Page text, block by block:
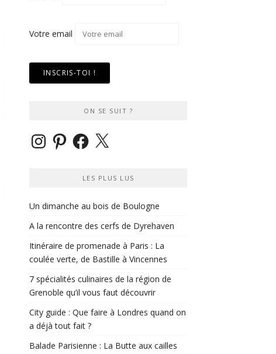
Votre email
ON SE SUIT ?
InstagramPinterestFacebook
X
LES PLUS LUS
Un dimanche au bois de Boulogne
A la rencontre des cerfs de Dyrehaven
Itinéraire de promenade à Paris : La
coulée verte, de Bastille à Vincennes
7 spécialités culinaires de la région de
Grenoble qu’il vous faut découvrir
City guide : Que faire à Londres quand on
a déjà tout fait ?
Balade Parisienne : La Butte aux cailles